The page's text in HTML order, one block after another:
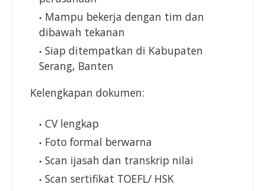
Mampu bekerja dengan tim dan
dibawah tekanan
Siap ditempatkan di Kabupaten
Serang, Banten
Kelengkapan dokumen:
CV lengkap
Foto formal berwarna
Scan ijasah dan transkrip nilai
Scan sertifikat TOEFL/ HSK